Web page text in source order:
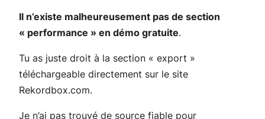
Il n’existe malheureusement pas de section
« performance » en démo gratuite.
Tu as juste droit à la section « export »
téléchargeable directement sur le site
Rekordbox.com.
Je n’ai pas trouvé de source fiable pour